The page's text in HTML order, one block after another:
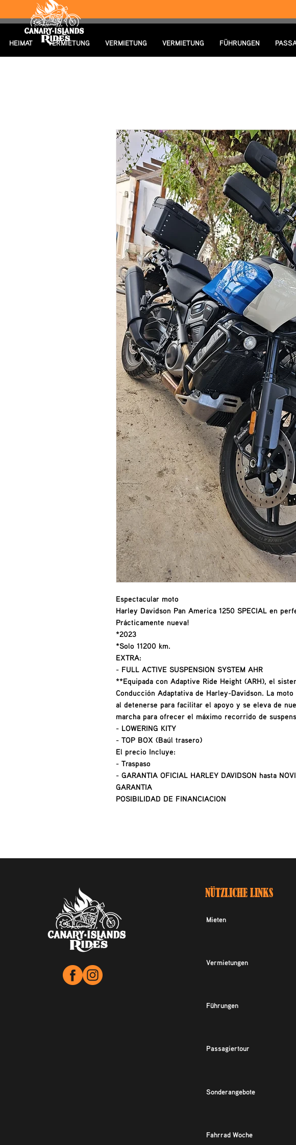
HEIMAT VERMIETUNG VERMIETUNG VERMIETUNG FÜHRUNGEN
Espectacular moto
Harley Davidson Pan America 1250 SPECIAL en
Prácticamente nueva!
*2023
*Solo 11200 km.
EXTRA:
- FULL ACTIVE SUSPENSION SYSTEM AHR
**Equipada con Adaptive Ride Height (ARH), el
Conducción Adaptativa de Harley-Davidson. La moto
al detenerse para facilitar el apoyo y se eleva de
marcha para ofrecer el máximo recorrido de
- LOWERING KITY
- TOP BOX (Baúl trasero)
El precio Incluye:
- Traspaso
- GARANTIA OFICIAL HARLEY DAVIDSON hasta
GARANTIA
POSIBILIDAD DE FINANCIACION
NÜTZLICHE LINKS
Mieten
Vermietungen
Führungen
Passagiertour
Sonderangebote
Fahrrad Woche